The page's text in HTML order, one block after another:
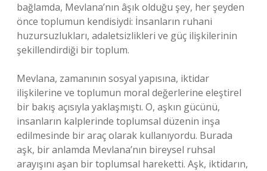
bağlamda, Mevlana’nın âşık olduğu şey, her şeyden
önce toplumun kendisiydi: İnsanların ruhani
huzursuzlukları, adaletsizlikleri ve güç ilişkilerinin
şekillendirdiği bir toplum.
Mevlana, zamanının sosyal yapısına, iktidar
ilişkilerine ve toplumun moral değerlerine eleştirel
bir bakış açısıyla yaklaşmıştı. O, aşkın gücünü,
insanların kalplerinde toplumsal düzenin inşa
edilmesinde bir araç olarak kullanıyordu. Burada
aşk, bir anlamda Mevlana’nın bireysel ruhsal
arayışını aşan bir toplumsal hareketti. Aşk, iktidarın,